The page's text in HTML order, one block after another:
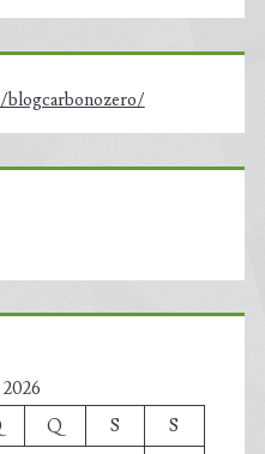
Q S
S